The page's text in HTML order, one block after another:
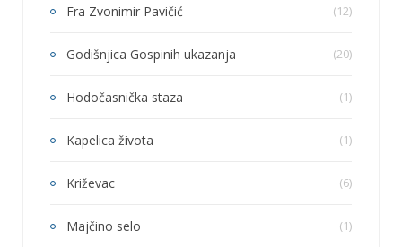
Fra Zvonimir Pavičić (12)
Godišnjica Gospinih ukazanja (20)
Hodočasnička staza (1)
Kapelica života (1)
Križevac (6)
Majčino selo (1)